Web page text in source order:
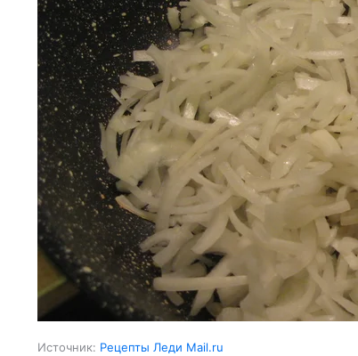
Источник: Рецепты Леди Mail.ru